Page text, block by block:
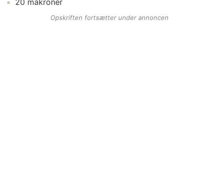
20 makroner
Opskriften fortsætter under annoncen